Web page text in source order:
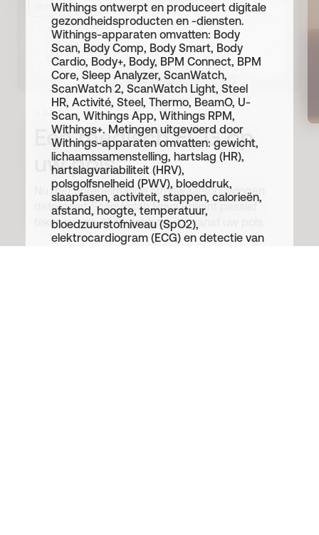
Withings ontwerpt en produceert digitale
gezondheidsproducten en -diensten.
Withings-apparaten omvatten: Body
Scan, Body Comp, Body Smart, Body
Cardio, Body+, Body, BPM Connect, BPM
Core, Sleep Analyzer, ScanWatch,
ScanWatch 2, ScanWatch Light, Steel
HR, Activité, Steel, Thermo, BeamO, U-
Scan, Withings App, Withings RPM,
Withings+. Metingen uitgevoerd door
Withings-apparaten omvatten: gewicht,
lichaamssamenstelling, hartslag (HR),
hartslagvariabiliteit (HRV),
polsgolfsnelheid (PWV), bloeddruk,
slaapfasen, activiteit, stappen, calorieën,
afstand, hoogte, temperatuur,
bloedzuurstofniveau (SpO2),
elektrocardiogram (ECG) en detectie van
Verbeterd
HART
Een medisch ECG op
uw pols¹
Nu met onregelmatige ritmewaarschuwingen
detecteert ScanWatch Nova Brilliant passief
tekenen van AFib rechtstreeks vanaf uw pols.